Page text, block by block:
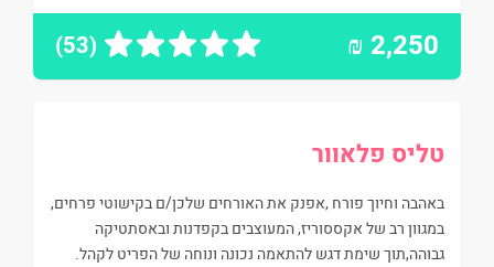
2,250
₪
(53)
טליס פלאוור
באהבה וחיוך פורח ,אפנק את האורחים שלכן/ם בקישוטי פרחים,
במגוון רב של אקססוריז, המעוצבים בקפדנות ובאסתטיקה
גבוהה,תוך שימת דגש להתאמה נכונה ונוחה של הפריט לקהל.